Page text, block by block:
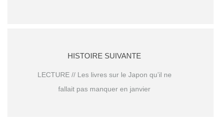
HISTOIRE SUIVANTE
LECTURE // Les livres sur le Japon qu’il ne
fallait pas manquer en janvier